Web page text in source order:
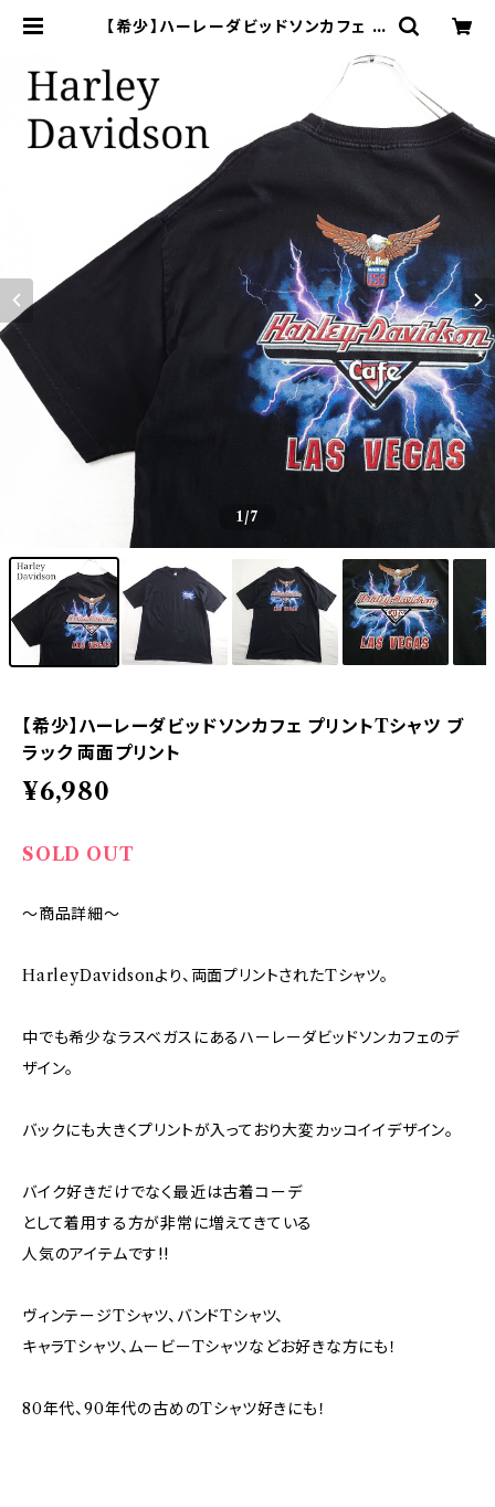
【希少】ハーレーダビッドソンカフェ プ
| オンライン古着屋 9chord
1/7
【希少】ハーレーダビッドソンカフェ プリントTシャツ ブ
ラック 両面プリント
¥6,980
SOLD OUT
～商品詳細～
HarleyDavidsonより、両面プリントされたTシャツ。
中でも希少なラスベガスにあるハーレーダビッドソンカフェのデ
ザイン。
バックにも大きくプリントが入っており大変カッコイイデザイン。
バイク好きだけでなく最近は古着コーデ
として着用する方が非常に増えてきている
人気のアイテムです!!
ヴィンテージTシャツ、バンドTシャツ、
キャラTシャツ、ムービーTシャツなどお好きな方にも！
80年代、90年代の古めのTシャツ好きにも！